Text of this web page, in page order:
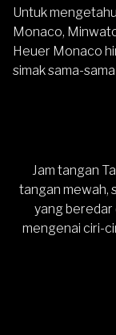
Untuk
Monaco,
Heuer Monaco
simak sama-
Jam tangan
tangan mewah,
yang beredar
mengenai ciri-